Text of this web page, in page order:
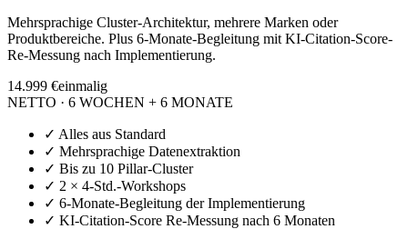
Mehrsprachige Cluster-Architektur, mehrere Marken oder
Produktbereiche. Plus 6-Monate-Begleitung mit KI-Citation-Score-
Re-Messung nach Implementierung.
14.999 €einmalig
NETTO · 6 WOCHEN + 6 MONATE
✓ Alles aus Standard
✓ Mehrsprachige Datenextraktion
✓ Bis zu 10 Pillar-Cluster
✓ 2 × 4-Std.-Workshops
✓ 6-Monate-Begleitung der Implementierung
✓ KI-Citation-Score Re-Messung nach 6 Monaten